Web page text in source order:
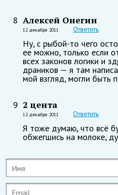
8 Алексей Онегин
12 декабря 2011 Ответить
Ну, с рыбой-то чего
ее можно, только если
всех законов логики и
драников — я там
мой взгляд, могли быть
9 2 цента
12 декабря 2011 Ответить
Я тоже думаю, что всё
обжегшись на молоке,